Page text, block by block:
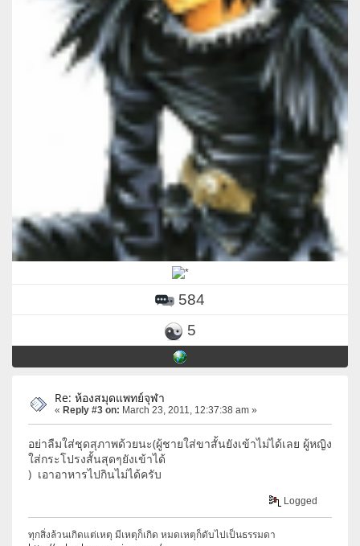
584
5
Re: ห้องสมุดแพทย์จุฬา
« Reply #3 on: March 23, 2011, 12:37:38 am »
อย่าลืมใส่ชุดสุภาพด้วยนะ(ผู้ชายใส่ขาสั้นยังเข้าไม่ได้เลย ผู้หญิง
ใส่กระโปรงสั้นสุดๆยังเข้าได้
) เอาอาหารไปกินไม่ได้ครับ
Logged
ทุกสิ่งล้วนเกิดแต่เหตุ มีเหตุก็เกิด หมดเหตุก็ดับไปเป็นธรรมดา